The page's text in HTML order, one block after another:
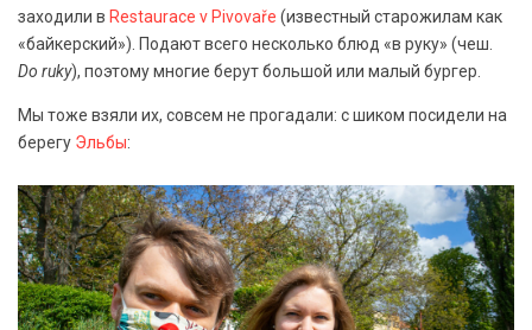
заходили в Restaurace v Pivovaře (известный старожилам как
«байкерский»). Подают всего несколько блюд «в руку» (чеш.
Do ruky), поэтому многие берут большой или малый бургер.
Мы тоже взяли их, совсем не прогадали: с шиком посидели на
берегу Эльбы: